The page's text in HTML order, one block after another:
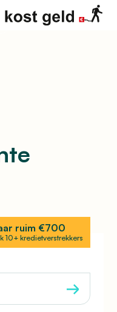
ruim €700
10+ kredietverstrekkers